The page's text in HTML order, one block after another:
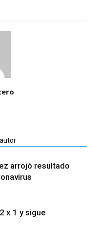
arrojó resultado
x 1 y sigue